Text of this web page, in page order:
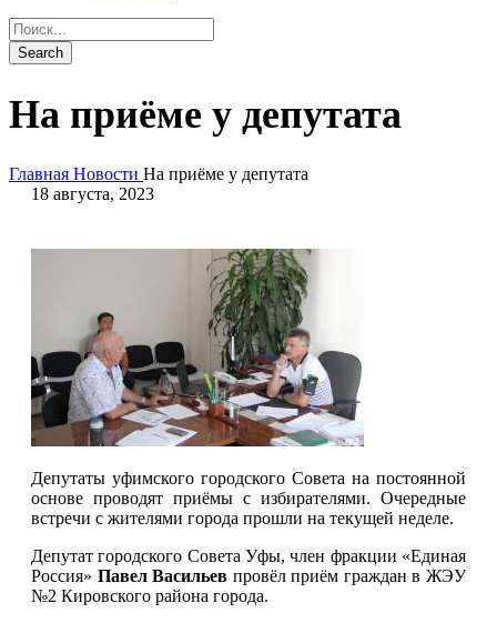
На приёме у депутата
Главная Новости На приёме у депутата
18 августа, 2023
Депутаты уфимского городского Совета на постоянной
основе проводят приёмы с избирателями. Очередные
встречи с жителями города прошли на текущей неделе.
Депутат городского Совета Уфы, член фракции «Единая
Россия» Павел Васильев провёл приём граждан в ЖЭУ
№2 Кировского района города.